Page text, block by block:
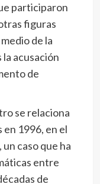
participaron
figuras
de la
acusación
de
se relaciona
1996, en el
caso que ha
entre
de